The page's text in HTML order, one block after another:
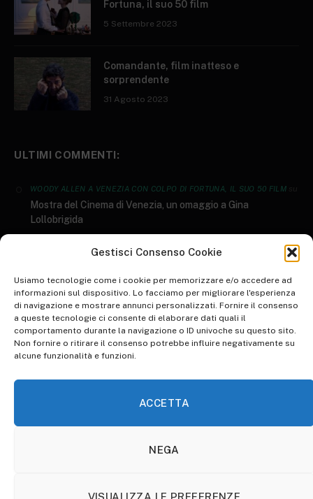
Gestisci Consenso Cookie
Usiamo tecnologie come i cookie per memorizzare e/o accedere ad
informazioni sul dispositivo. Lo facciamo per migliorare l'esperienza
di navigazione e mostrare annunci personalizzati. Fornire il consenso
a queste tecnologie ci consente di elaborare dati quali il
comportamento durante la navigazione o ID univoche su questo sito.
Non fornire o ritirare il consenso potrebbe influire negativamente su
alcune funzionalità e funzioni.
ACCETTA
NEGA
VISUALIZZA LE PREFERENZE
Fortuna, il suo 50 film
5 Settembre 2023
Comandante, film inatteso e
sorprendente
31 Agosto 2023
ULTIMI COMMENTI:
WOODY ALLEN A VENEZIA CON COLPO DI FORTUNA, IL SUO 50 FILM
Mostra del Cinema di Venezia, un omaggio a Gina
Lollobrigida
GENERI LETTERARI: AL SALONE DEL LIBRO ARRIVANO I DATI AIE 2023
I 10 libri più letti del 2022
WORLD ART DAY: RIFLESSIONE SULLO STATO DELL'ARTEsu
Inspire Your Heart with Art Day, una giornata d’arte
su
Guillermo Del Toro: la recensione​